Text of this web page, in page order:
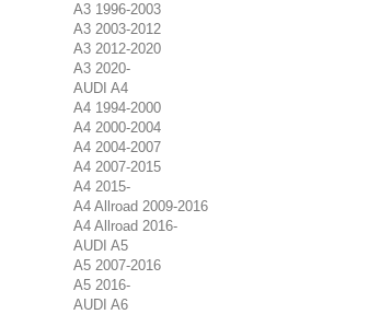
A3 1996-2003
A3 2003-2012
A3 2012-2020
A3 2020-
AUDI A4
A4 1994-2000
A4 2000-2004
A4 2004-2007
A4 2007-2015
A4 2015-
A4 Allroad 2009-2016
A4 Allroad 2016-
AUDI A5
A5 2007-2016
A5 2016-
AUDI A6